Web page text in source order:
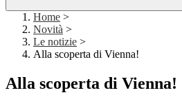
Home >
Novità >
Le notizie >
Alla scoperta di Vienna!
Alla scoperta di Vienna!